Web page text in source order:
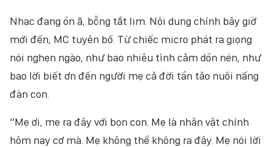
Nhạc đang ồn ã, bỗng tắt lịm. Nội dung chính bây giờ
mới đến, MC tuyên bố. Từ chiếc micro phát ra giọng
nói nghẹn ngào, như bao nhiêu tình cảm dồn nén, như
bao lời biết ơn đến người mẹ cả đời tần tảo nuôi nấng
đàn con.
“Mẹ ơi, mẹ ra đây với bọn con. Mẹ là nhân vật chính
hôm nay cơ mà. Mẹ không thể không ra đây. Mẹ nói lời